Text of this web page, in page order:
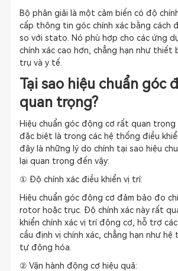
Bộ phân giải là một cảm biến có độ
cấp thông tin góc chính xác bằng cách
so với stato. Nó phù hợp cho các ứng
chính xác cao hơn, chẳng hạn như thiết
trụ và y tế.
Tại sao hiệu chuẩn góc
quan trọng?
Hiệu chuẩn góc động cơ rất quan trọng
đặc biệt là trong các hệ thống điều
đây là những lý do chính tại sao hiệu
lại quan trọng đến vậy:
① Độ chính xác điều khiển vị trí:
Hiệu chuẩn góc động cơ đảm bảo đo
rotor hoặc trục. Độ chính xác này rất
khiển chính xác vị trí động cơ, hỗ trợ
cầu định vị chính xác, chẳng hạn như
tự động hóa.
② Vận hành động cơ hiệu quả: